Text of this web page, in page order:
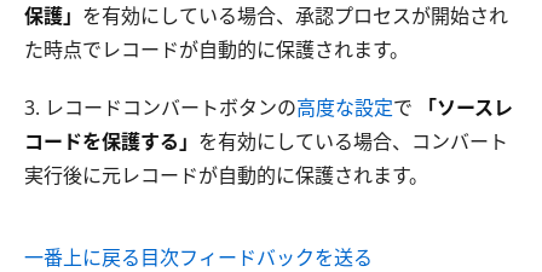
保護」 を有効にしている場合、承認プロセスが開始され
た時点でレコードが自動的に保護されます。
3. レコードコンバートボタンの高度な設定で
「ソースレ
コードを保護する」 を有効にしている場合、コンバート
実行後に元レコードが自動的に保護されます。
一番上に戻る目次フィードバックを送る